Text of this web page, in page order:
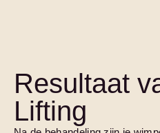
Resultaat
Lifting